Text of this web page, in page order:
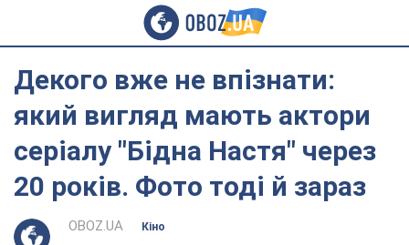
Декого вже не впізнати:
який вигляд мають актори
серіалу "Бідна Настя" через
20 років. Фото тоді й зараз
OBOZ.UA
Кіно